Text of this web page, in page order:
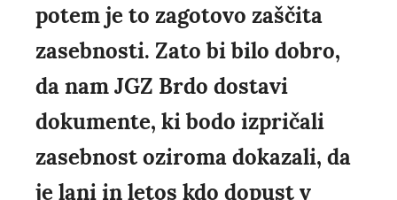
potem je to zagotovo zaščita
zasebnosti. Zato bi bilo dobro,
da nam JGZ Brdo dostavi
dokumente, ki bodo izpričali
zasebnost oziroma dokazali, da
je lani in letos kdo dopust v